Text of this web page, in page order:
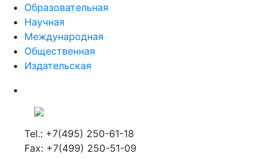
Образовательная
Научная
Международная
Общественная
Издательская
Tel.: +7(495) 250-61-18
Fax: +7(499) 250-51-09